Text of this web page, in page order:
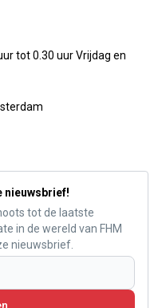
tot 0.30 uur Vrijdag en
nieuwsbrief!
tot de laatste
in de wereld van FHM
nieuwsbrief.